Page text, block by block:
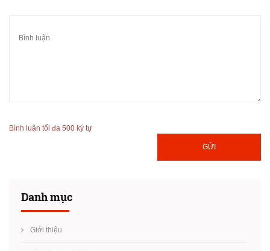
Danh mục
Giới thiệu
Bình luận tối đa 500 ký tự
GỬI